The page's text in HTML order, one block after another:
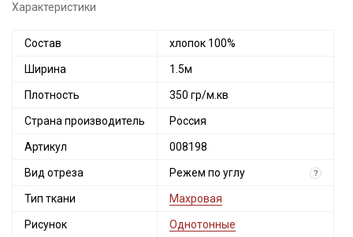
Характеристики
Состав хлопок 100%
Ширина 1.5м
Плотность 350 гр/м.кв
Страна производитель Россия
Артикул 008198
Вид отреза Режем по углу ?
Тип ткани Махровая
Рисунок Однотонные